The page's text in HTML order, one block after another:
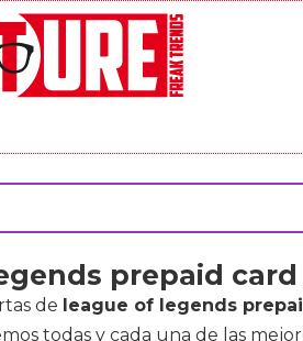
prepaid
de league of legends
todas y cada una de las